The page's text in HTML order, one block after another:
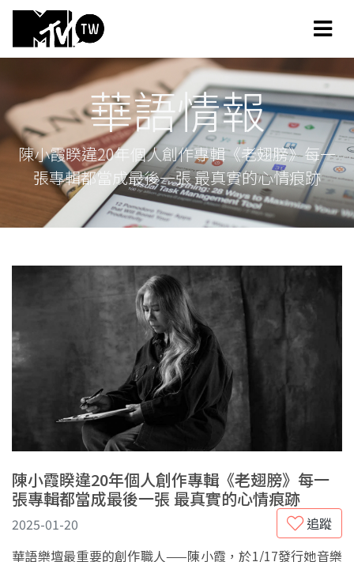
華語情報
陳小霞睽違20年個人創作專輯《老翅膀》每一
張專輯都當成最後一張 最真實的心情痕跡
陳小霞睽違20年個人創作專輯《老翅膀》每一
張專輯都當成最後一張 最真實的心情痕跡
追蹤
2025-01-20
華語樂壇最重要的創作職人——陳小霞，於1/17發行她音樂